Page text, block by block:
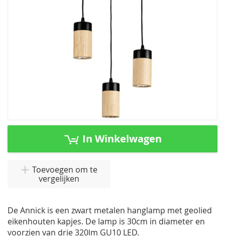
Ga
In Winkelwagen
Toevoegen om te
vergelijken
De Annick is een zwart metalen hanglamp met geolied
eikenhouten kapjes. De lamp is 30cm in diameter en
voorzien van drie 320lm GU10 LED.